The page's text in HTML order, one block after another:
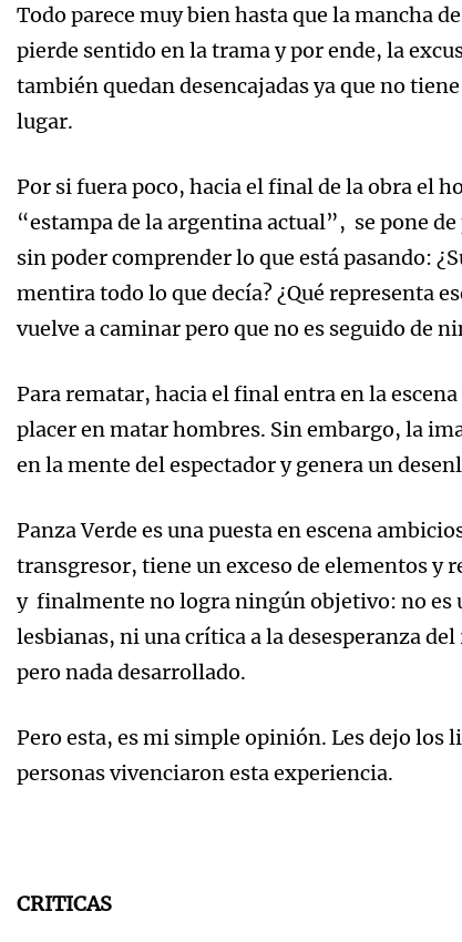
Todo parece muy bien hasta que la mancha
pierde sentido en la trama y por ende, la
también quedan desencajadas ya que no
lugar.
Por si fuera poco, hacia el final de la obra el
“estampa de la argentina actual”, se pone
sin poder comprender lo que está pasando:
mentira todo lo que decía? ¿Qué representa
vuelve a caminar pero que no es seguido de
Para rematar, hacia el final entra en la
placer en matar hombres. Sin embargo, la
en la mente del espectador y genera un
Panza Verde es una puesta en escena
transgresor, tiene un exceso de elementos y
y finalmente no logra ningún objetivo: no es
lesbianas, ni una crítica a la desesperanza
pero nada desarrollado.
Pero esta, es mi simple opinión. Les dejo los
personas vivenciaron esta experiencia.
CRITICAS